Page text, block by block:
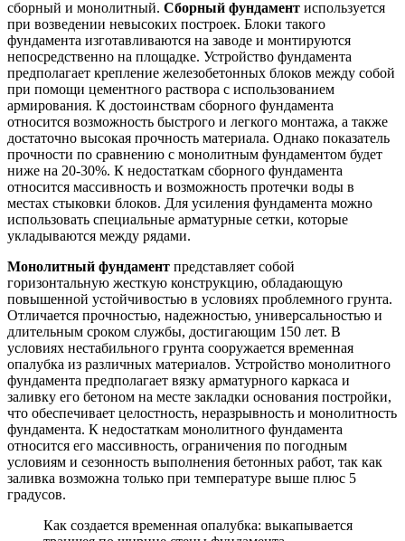
сборный и монолитный. Сборный фундамент используется
при возведении невысоких построек. Блоки такого
фундамента изготавливаются на заводе и монтируются
непосредственно на площадке. Устройство фундамента
предполагает крепление железобетонных блоков между собой
при помощи цементного раствора с использованием
армирования. К достоинствам сборного фундамента
относится возможность быстрого и легкого монтажа, а также
достаточно высокая прочность материала. Однако показатель
прочности по сравнению с монолитным фундаментом будет
ниже на 20-30%. К недостаткам сборного фундамента
относится массивность и возможность протечки воды в
местах стыковки блоков. Для усиления фундамента можно
использовать специальные арматурные сетки, которые
укладываются между рядами.
Монолитный фундамент представляет собой
горизонтальную жесткую конструкцию, обладающую
повышенной устойчивостью в условиях проблемного грунта.
Отличается прочностью, надежностью, универсальностью и
длительным сроком службы, достигающим 150 лет. В
условиях нестабильного грунта сооружается временная
опалубка из различных материалов. Устройство монолитного
фундамента предполагает вязку арматурного каркаса и
заливку его бетоном на месте закладки основания постройки,
что обеспечивает целостность, неразрывность и монолитность
фундамента. К недостаткам монолитного фундамента
относится его массивность, ограничения по погодным
условиям и сезонность выполнения бетонных работ, так как
заливка возможна только при температуре выше плюс 5
градусов.
Как создается временная опалубка: выкапывается